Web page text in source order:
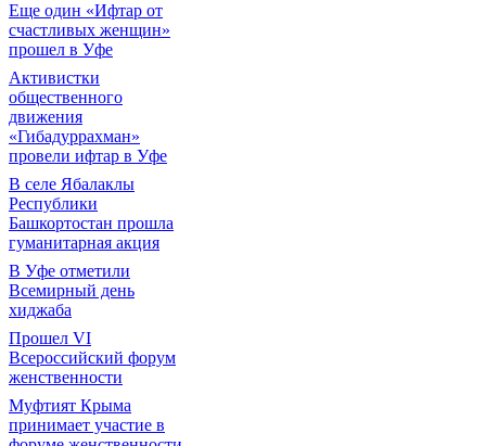
Еще один «Ифтар от
счастливых женщин»
прошел в Уфе
Активистки
общественного
движения
«Гибадуррахман»
провели ифтар в Уфе
В селе Ябалаклы
Республики
Башкортостан прошла
гуманитарная акция
В Уфе отметили
Всемирный день
хиджаба
Прошел VI
Всероссийский форум
женственности
Муфтият Крыма
принимает участие в